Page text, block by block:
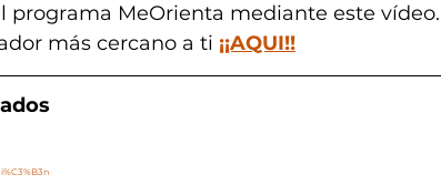
programa MeOrienta mediante este vídeo.
más cercano a ti ¡¡AQUI!!